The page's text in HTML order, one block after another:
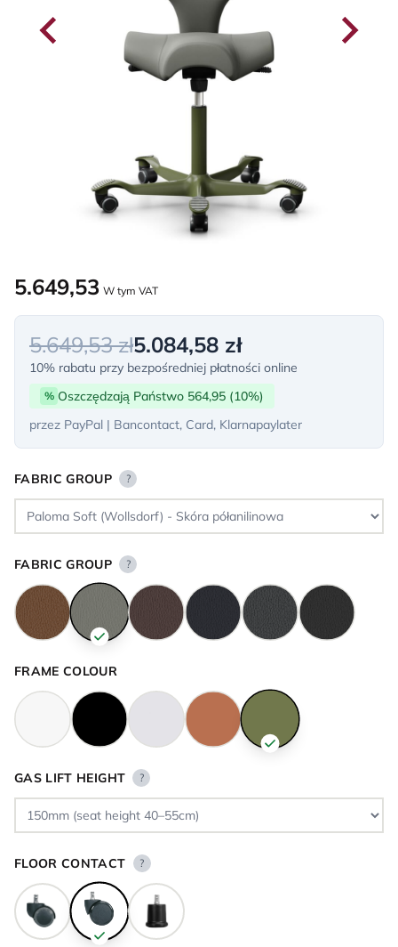
5.649,53 W tym VAT
5.649,53 zł5.084,58 zł
10% rabatu przy bezpośredniej płatności online
% Oszczędzają Państwo 564,95 (10%)
przez PayPal | Bancontact, Card, Klarnapaylater
FABRIC GROUP ?
FABRIC GROUP ?
FRAME COLOUR
GAS LIFT HEIGHT ?
FLOOR CONTACT ?